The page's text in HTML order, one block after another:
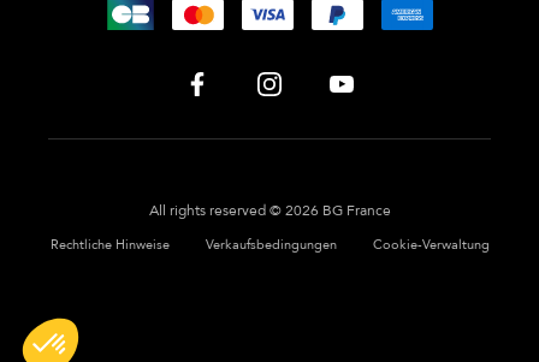
All rights reserved © 2026 BG France
Rechtliche Hinweise Verkaufsbedingungen Cookie-Verwaltung